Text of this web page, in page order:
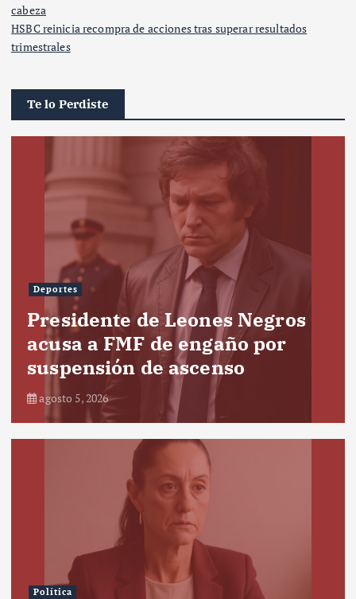
cabeza
HSBC reinicia recompra de acciones tras superar resultados
trimestrales
Te lo Perdiste
Deportes
Presidente de Leones Negros
acusa a FMF de engaño por
suspensión de ascenso
agosto 5, 2026
Política